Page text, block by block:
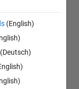
(English)
(Deutsch)